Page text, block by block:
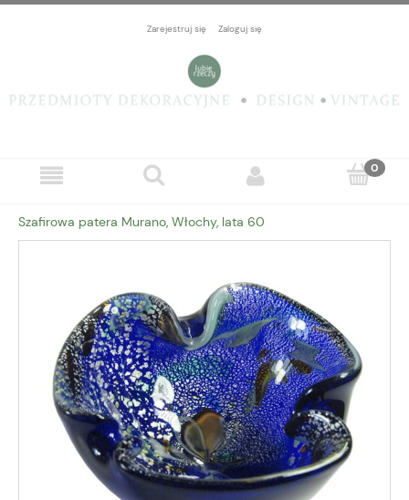
Zarejestruj się Zaloguj się
Szafirowa patera Murano, Włochy, lata 60